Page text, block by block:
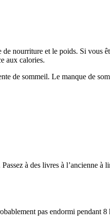
nourriture et le poids. Si vous
aux calories.
de sommeil. Le manque de
à des livres à l’ancienne
pas endormi pendant